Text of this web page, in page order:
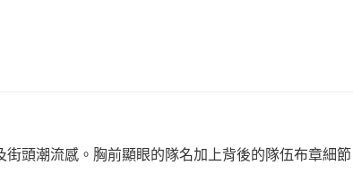
頭潮流感。胸前顯眼的隊名加上背後的隊伍布章細